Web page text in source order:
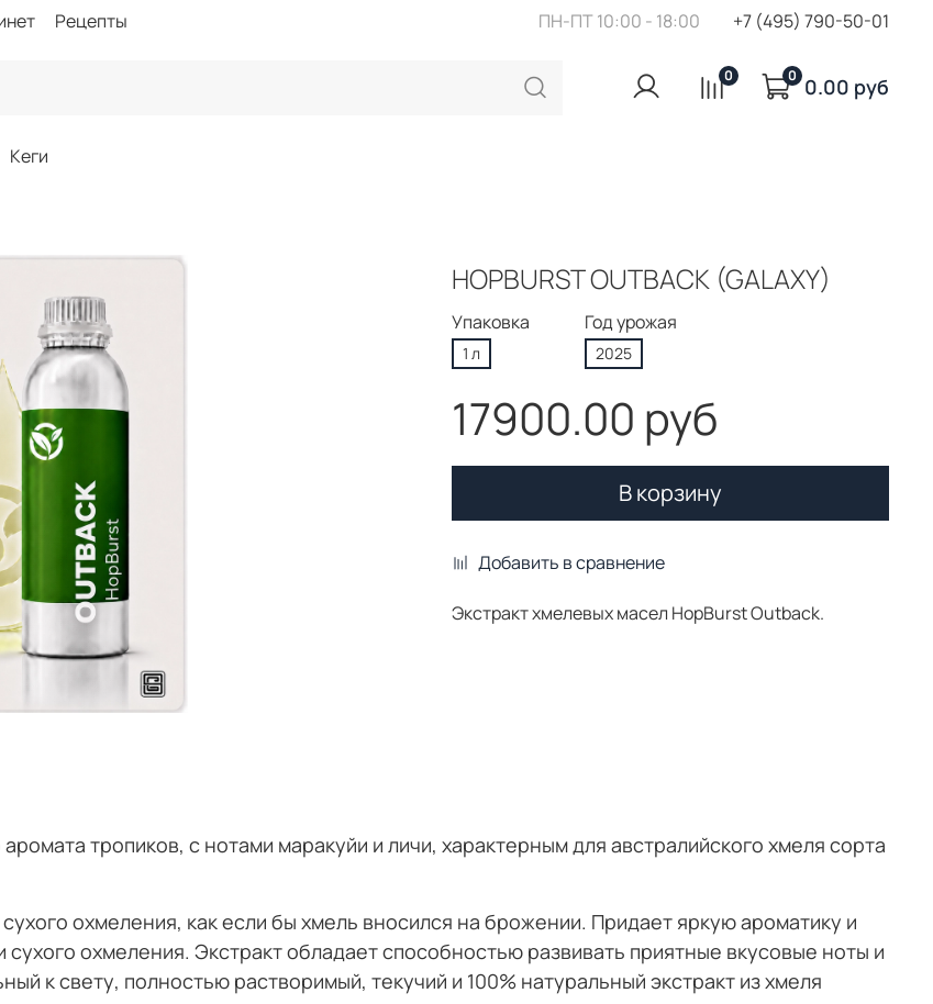
Рецепты ПН-ПТ 10:00 - 18:00 +7 (495) 790-50-01
0 0 0.00 руб
Кеги
HOPBURST OUTBACK (GALAXY)
Упаковка
1 л
Год урожая
2025
17900.00 руб
В корзину
Добавить в сравнение
Экстракт хмелевых масел HopBurst Outback.
тропиков, с нотами маракуйи и личи, характерным для австралийского хмеля сорта
охмеления, как если бы хмель вносился на брожении. Придает яркую ароматику и
сухого охмеления. Экстракт обладает способностью развивать приятные вкусовые ноты и
к свету, полностью растворимый, текучий и 100% натуральный экстракт из хмеля